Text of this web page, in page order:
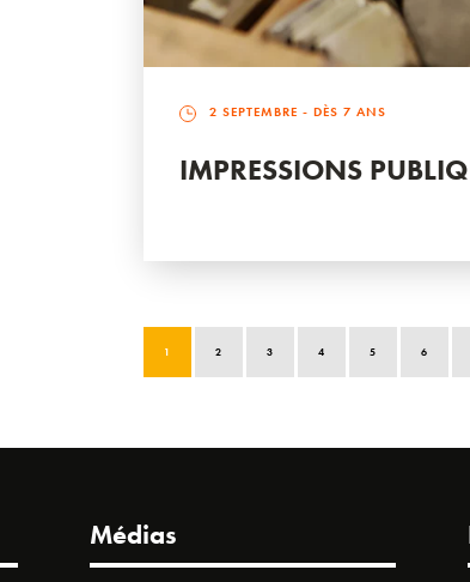
2 SEPTEMBRE - DÈS 7 ANS
IMPRESSIONS
1 2 3 4 5 6
Médias